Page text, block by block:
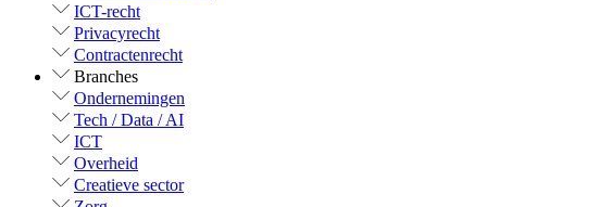
ICT-recht
Privacyrecht
Contractenrecht
Branches
Ondernemingen
Tech / Data / AI
ICT
Overheid
Creatieve sector